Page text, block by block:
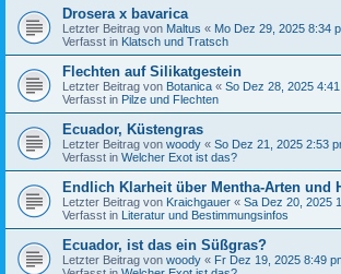
Drosera x bavarica
Letzter Beitrag von Maltus « Mo Dez 29, 2025 8:34
Verfasst in Klatsch und Tratsch
Flechten auf Silikatgestein
Letzter Beitrag von Botanica « So Dez 28, 2025
Verfasst in Pilze und Flechten
Ecuador, Küstengras
Letzter Beitrag von woody « So Dez 21, 2025 2:53
Verfasst in Welcher Exot ist das?
Endlich Klarheit über Mentha-Arten und
Letzter Beitrag von Kraichgauer « Sa Dez 20, 2025
Verfasst in Literatur und Bestimmungsinfos
Ecuador, ist das ein Süßgras?
Letzter Beitrag von woody « Fr Dez 19, 2025 8:49